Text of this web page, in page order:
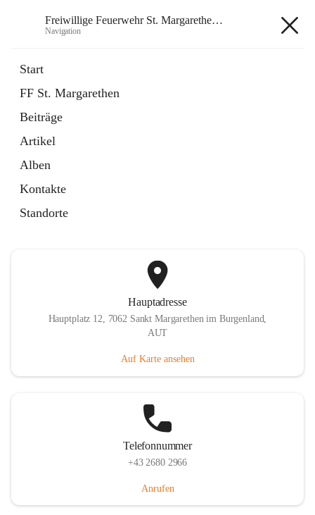
Freiwillige Feuerwehr St. Margarethen im Burgenland
Navigation
Start
FF St. Margarethen
Beiträge
Artikel
Alben
Kontakte
Standorte
Margarethen im Burgenland
Instagram
öffnet
in
neuem
Tab
Externe Webseite
in
Tab
Hauptadresse
Hauptplatz 12, 7062 Sankt Margarethen im Burgenland,
AUT
Auf Karte ansehen
Telefonnummer
+43 2680 2966
Anrufen